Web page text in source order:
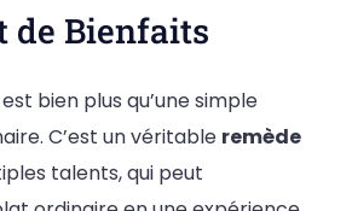
de Bienfaits
est bien plus qu’une simple
C’est un véritable remède
talents, qui peut